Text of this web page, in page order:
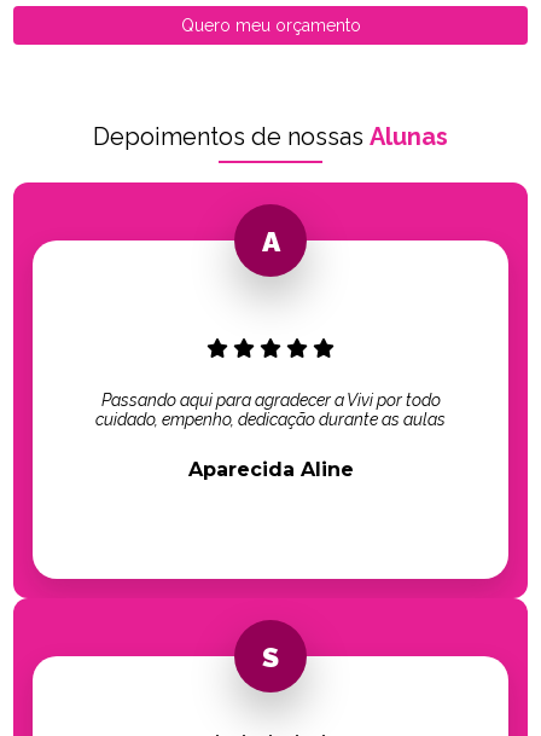
Quero meu orçamento
Depoimentos de nossas Alunas
Passando aqui para agradecer a Vivi por todo
cuidado, empenho, dedicação durante as aulas
Aparecida Aline